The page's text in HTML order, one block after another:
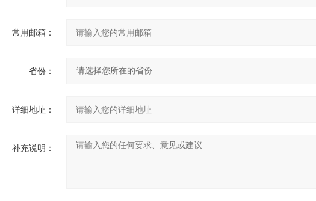
常用邮箱：
省份：
详细地址：
补充说明：